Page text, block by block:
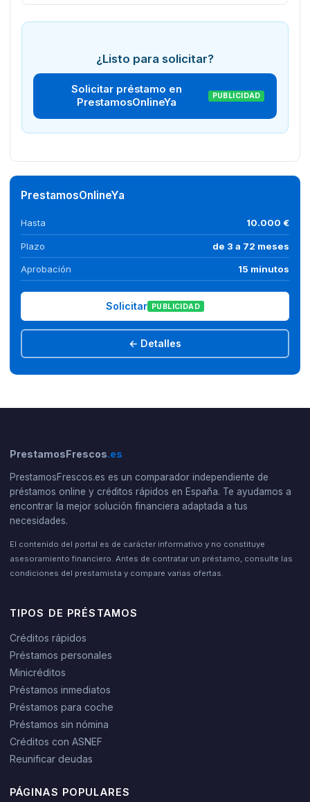
¿Listo para solicitar?
Solicitar préstamo en
PrestamosOnlineYa
PUBLICIDAD
PrestamosOnlineYa
Hasta 10.000 €
Plazo de 3 a 72 meses
Aprobación 15 minutos
Solicitar PUBLICIDAD
← Detalles
PrestamosFrescos.es
PrestamosFrescos.es es un comparador independiente de
préstamos online y créditos rápidos en España. Te ayudamos a
encontrar la mejor solución financiera adaptada a tus
necesidades.
El contenido del portal es de carácter informativo y no constituye
asesoramiento financiero. Antes de contratar un préstamo, consulte las
condiciones del prestamista y compare varias ofertas.
TIPOS DE PRÉSTAMOS
Créditos rápidos
Préstamos personales
Minicréditos
Préstamos inmediatos
Préstamos para coche
Préstamos sin nómina
Créditos con ASNEF
Reunificar deudas
PÁGINAS POPULARES